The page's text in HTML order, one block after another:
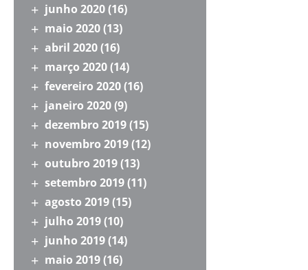
junho 2020(16)
maio 2020(13)
abril 2020(16)
março 2020(14)
fevereiro 2020(16)
janeiro 2020(9)
dezembro 2019(15)
novembro 2019(12)
outubro 2019(13)
setembro 2019(11)
agosto 2019(15)
julho 2019(10)
junho 2019(14)
maio 2019(16)